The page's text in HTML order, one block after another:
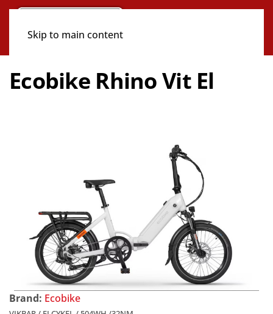
Skip to main content
Ecobike Rhino Vit El
Brand: Ecobike